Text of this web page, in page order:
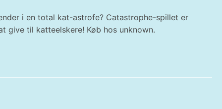
i en total kat-astrofe? Catastrophe-spillet er
give til katteelskere! Køb hos unknown.